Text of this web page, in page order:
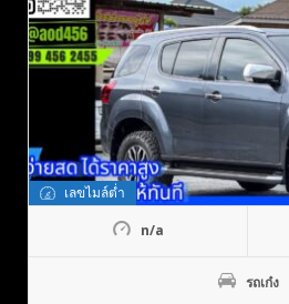
เลขไมล์ต่ำ
n/a
รถเก๋ง